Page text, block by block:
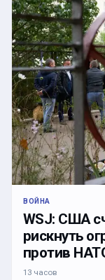
ВОЙНА
WSJ: США
рискнуть
против
13 часов